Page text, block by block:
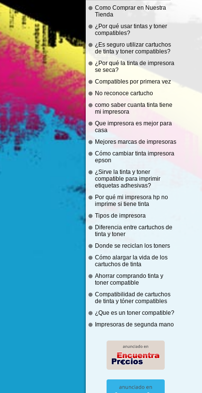
Como Comprar en Nuestra
Tienda
¿Por qué usar tintas y toner
compatibles?
¿Es seguro utilizar cartuchos
de tinta y toner compatibles?
¿Por qué la tinta de impresora
se seca?
Compatibles por primera vez
No reconoce cartucho
como saber cuanta tinta tiene
mi impresora
Que impresora es mejor para
casa
Mejores marcas de impresoras
Cómo cambiar tinta impresora
epson
¿Sirve la tinta y toner
compatible para imprimir
etiquetas adhesivas?
Por qué mi impresora hp no
imprime si tiene tinta
Tipos de impresora
Diferencia entre cartuchos de
tinta y toner
Donde se reciclan los toners
Cómo alargar la vida de los
cartuchos de tinta
Ahorrar comprando tinta y
toner compatible
Compatibilidad de cartuchos
de tinta y tóner compatibles
¿Que es un toner compatible?
Impresoras de segunda mano